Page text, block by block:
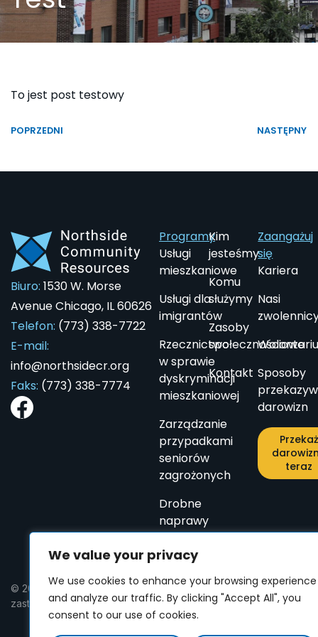
We value your privacy
We use cookies to enhance your browsing experience
and analyze our traffic. By clicking "Accept All", you
consent to our use of cookies.
CN AR
CN AR
To jest post testowy
POPRZEDNI NASTĘPNY
Biuro: 1530 W. Morse
Avenue Chicago, IL 60626
Telefon: (773) 338-7722
E-mail:
info@northsidecr.org
Faks: (773) 338-7774
Programy
Usługi
mieszkaniowe
Usługi dla
imigrantów
Rzecznictwo
w sprawie
dyskryminacji
mieszkaniowej
Zarządzanie
przypadkami
seniorów
zagrożonych
Drobne
naprawy
dostępne
dla
Kim
jesteśmy
Komu
służymy
Zasoby
społecznościowe
Kontakt
Zaangażuj
się
Kariera
Nasi
Sposoby
darowizn
Przekaż
teraz
© 2024 Northside Community Resources. Wszelkie prawa
zastrzeżone